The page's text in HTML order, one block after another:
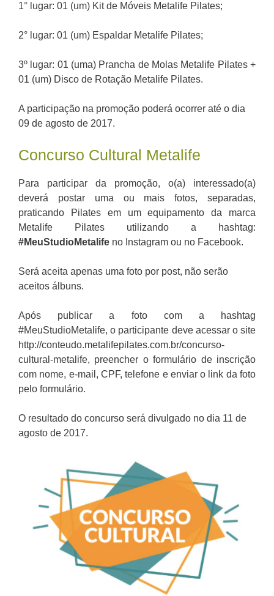
1° lugar: 01 (um) Kit de Móveis Metalife Pilates;
2° lugar: 01 (um) Espaldar Metalife Pilates;
3º lugar: 01 (uma) Prancha de Molas Metalife Pilates +
01 (um) Disco de Rotação Metalife Pilates.
A participação na promoção poderá ocorrer até o dia
09 de agosto de 2017.
Concurso Cultural Metalife
Para participar da promoção, o(a) interessado(a)
deverá postar uma ou mais fotos, separadas,
praticando Pilates em um equipamento da marca
Metalife Pilates utilizando a hashtag:
#MeuStudioMetalife no Instagram ou no Facebook.
Será aceita apenas uma foto por post, não serão
aceitos álbuns.
Após publicar a foto com a hashtag
#MeuStudioMetalife, o participante deve acessar o site
http://conteudo.metalifepilates.com.br/concurso-
cultural-metalife, preencher o formulário de inscrição
com nome, e-mail, CPF, telefone e enviar o link da foto
pelo formulário.
O resultado do concurso será divulgado no dia 11 de
agosto de 2017.